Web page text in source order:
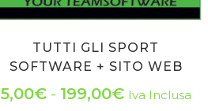
TUTTI GLI SPORT
SOFTWARE + SITO WEB
5,00€ - 199,00€Fascia
Iva Inclusa